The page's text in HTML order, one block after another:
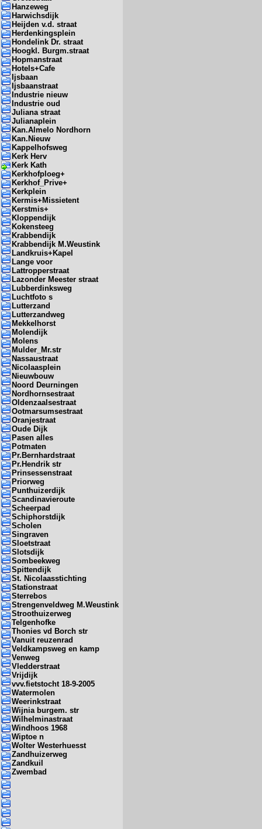
Hanzeweg
Harwichsdijk
Heijden v.d. straat
Herdenkingsplein
Hondelink Dr. straat
Hoogkl. Burgm.straat
Hopmanstraat
Hotels+Cafe
Ijsbaan
Ijsbaanstraat
Industrie nieuw
Industrie oud
Juliana straat
Julianaplein
Kan.Almelo Nordhorn
Kan.Nieuw
Kappelhofsweg
Kerk Herv
Kerk Kath
Kerkhofploeg+
Kerkhof_Prive+
Kerkplein
Kermis+Missietent
Kerstmis+
Kloppendijk
Kokensteeg
Krabbendijk
Krabbendijk M.Weustink
Landkruis+Kapel
Lange voor
Lattropperstraat
Lazonder Meester straat
Lubberdinksweg
Luchtfoto s
Lutterzand
Lutterzandweg
Mekkelhorst
Molendijk
Molens
Mulder_Mr.str
Nassaustraat
Nicolaasplein
Nieuwbouw
Noord Deurningen
Nordhornsestraat
Oldenzaalsestraat
Ootmarsumsestraat
Oranjestraat
Oude Dijk
Pasen alles
Potmaten
Pr.Bernhardstraat
Pr.Hendrik str
Prinsessenstraat
Priorweg
Punthuizerdijk
Scandinavieroute
Scheerpad
Schiphorstdijk
Scholen
Singraven
Sloetstraat
Slotsdijk
Sombeekweg
Spittendijk
St. Nicolaasstichting
Stationstraat
Sterrebos
Strengenveldweg M.Weustink
Stroothuizerweg
Telgenhofke
Thonies vd Borch str
Vanuit reuzenrad
Veldkampsweg en kamp
Venweg
Vledderstraat
Vrijdijk
vvv.fietstocht 18-9-2005
Watermolen
Weerinkstraat
Wijnia burgem. str
Wilhelminastraat
Windhoos 1968
Wiptoe n
Wolter Westerhuesst
Zandhuizerweg
Zandkuil
Zwembad